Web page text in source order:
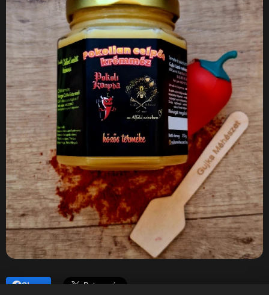
Share